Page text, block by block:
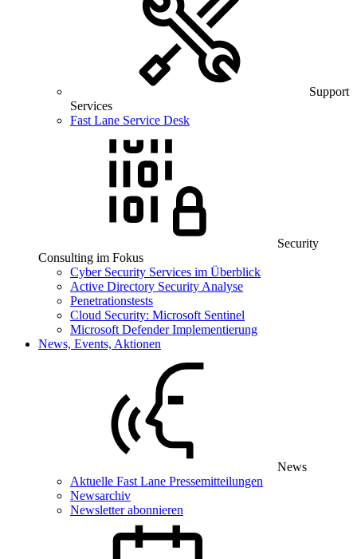
Support
Services
Fast Lane Service Desk
Security
Consulting im Fokus
Cyber Security Services im Überblick
Active Directory Security Analyse
Penetrationstests
Cloud Security: Microsoft Sentinel
Microsoft Defender Implementierung
News, Events, Aktionen
News
Aktuelle Fast Lane Pressemitteilungen
Newsarchiv
Newsletter abonnieren